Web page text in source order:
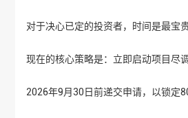
对于决心已定的投资者，时间是最宝贵
现在的核心策略是：立即启动项目尽
2026年9月30日前递交申请，以锁定